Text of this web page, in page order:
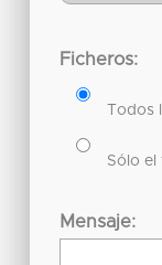
Ficheros:
Todos
Sólo el
Mensaje: